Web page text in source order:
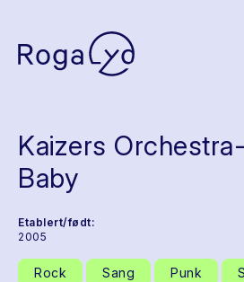
Kaizers
Baby
Etablert/født:
2005
Rock Sang Punk